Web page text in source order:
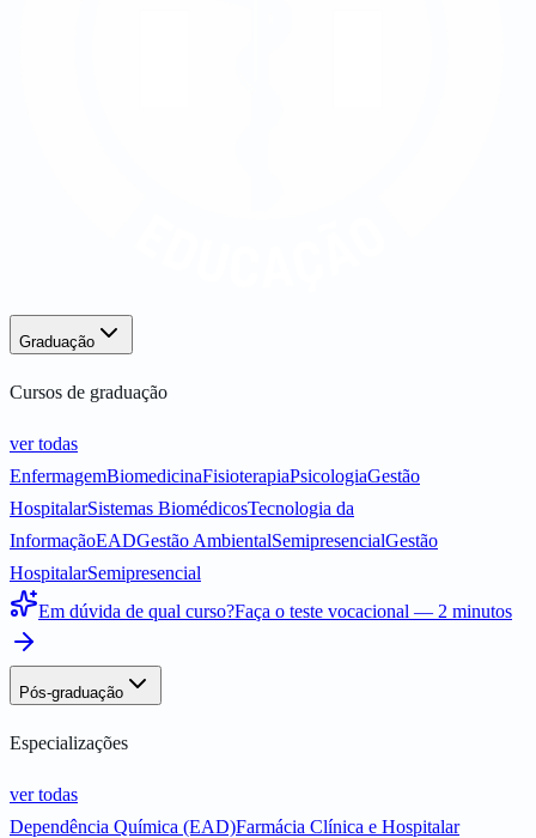
Graduação
Cursos de graduação
ver todas
EnfermagemBiomedicinaFisioterapiaPsicologiaGestão
HospitalarSistemas BiomédicosTecnologia da
InformaçãoEADGestão AmbientalSemipresencialGestão
HospitalarSemipresencial
Em dúvida de qual curso?Faça o teste vocacional — 2 minutos
Pós-graduação
Especializações
ver todas
Dependência Química (EAD)Farmácia Clínica e Hospitalar